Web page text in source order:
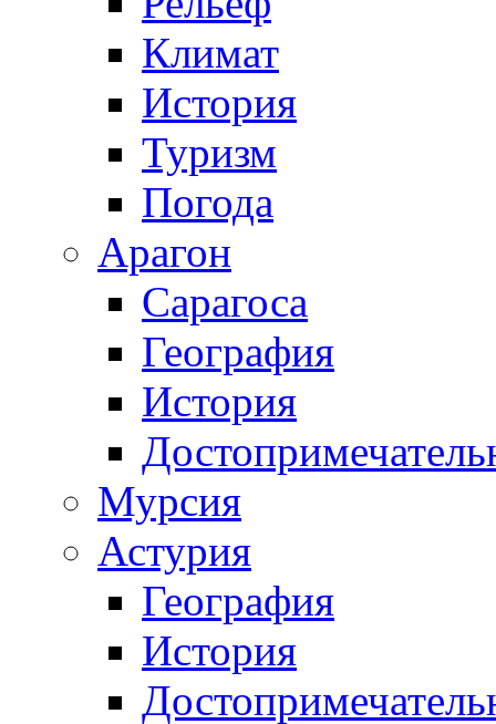
Климат
История
Туризм
Погода
Арагон
Сарагоса
География
История
Мурсия
Астурия
География
История